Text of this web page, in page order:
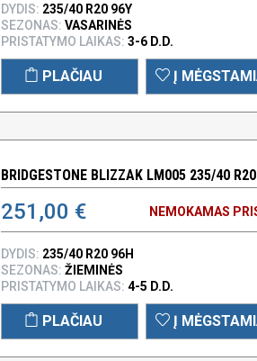
DYDIS: 235/40 R20 96Y
SEZONAS: VASARINĖS
PRISTATYMO LAIKAS: 3-6 D.D.
PLAČIAU Į
BRIDGESTONE BLIZZAK LM005 235/40
251,00 € NEMOKAMAS
DYDIS: 235/40 R20 96H
SEZONAS: ŽIEMINĖS
PRISTATYMO LAIKAS: 4-5 D.D.
PLAČIAU Į